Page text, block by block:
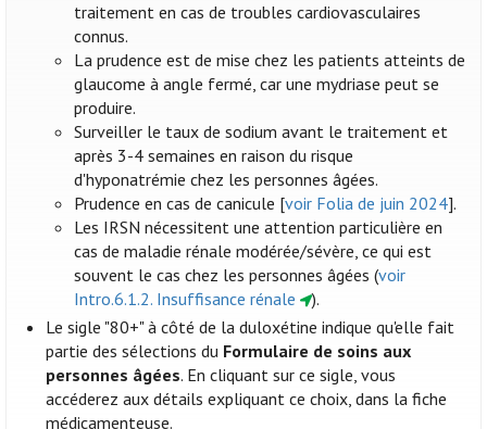
traitement en cas de troubles cardiovasculaires
connus.
La prudence est de mise chez les patients atteints de
glaucome à angle fermé, car une mydriase peut se
produire.
Surveiller le taux de sodium avant le traitement et
après 3-4 semaines en raison du risque
d'hyponatrémie chez les personnes âgées.
Prudence en cas de canicule [voir Folia de juin 2024].
Les IRSN nécessitent une attention particulière en
cas de maladie rénale modérée/sévère, ce qui est
souvent le cas chez les personnes âgées (voir
Intro.6.1.2. Insuffisance rénale
).
Le sigle "80+" à côté de la duloxétine indique qu'elle fait
partie des sélections du Formulaire de soins aux
personnes âgées. En cliquant sur ce sigle, vous
accéderez aux détails expliquant ce choix, dans la fiche
médicamenteuse.